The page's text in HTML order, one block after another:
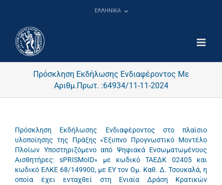
ΕΛΛΗΝΙΚΑ
Πρόσκληση Εκδήλωσης Ενδιαφέροντος Με
Αριθμ.Πρωτ. :64934/11-11-2024
Πρόσκληση Εκδήλωσης Ενδιαφέροντος στο πλαίσιο
υλοποίησης της Πράξης «Έξυπνο Προγνωστικό Μοντέλο
Πλοίων Υποστηριζόμενο από Ψηφιακά Ενσωματωμένους
Αισθητήρες: sPRISMoID» με κωδικό ΤΑΕΔΚ 02405 και
κωδικό ΕΛΚΕ 68/149900, με ΕΥ τον Ομ. Καθ. Δ. Τσουκαλά, η
οποία έχει ενταχθεί στη Ενιαία Δράση Κρατικών